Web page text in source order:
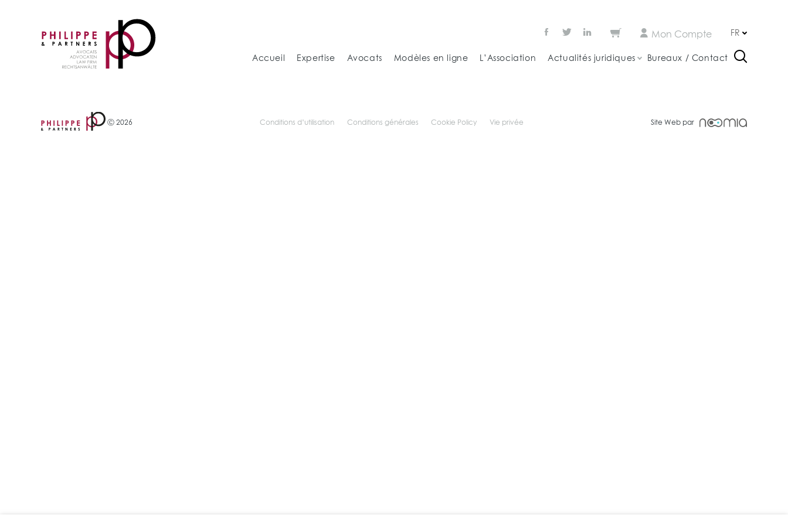
FR
Mon Compte
Accueil Expertise Avocats Modèles en ligne L’Association Actualités juridiques Bureaux / Contact
Ⓒ 2026 Conditions d’utilisation Conditions générales Cookie Policy Vie privée Site Web par